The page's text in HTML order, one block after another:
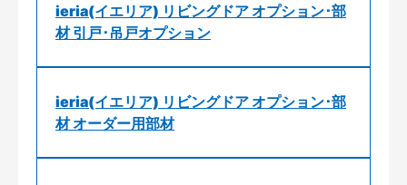
ieria(イエリア) リビングドア オプション･部
材 引戸･吊戸オプション
ieria(イエリア) リビングドア オプション･部
材 オーダー用部材